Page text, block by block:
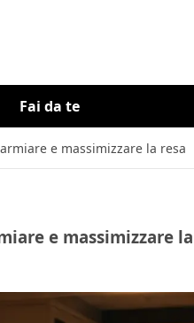
Fai da te
e massimizzare la resa
e massimizzare